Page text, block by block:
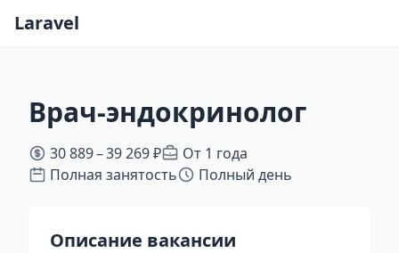
Laravel
Врач-эндокринолог
30 889 – 39 269 ₽
От 1 года
Полная занятость
Полный день
Описание вакансии